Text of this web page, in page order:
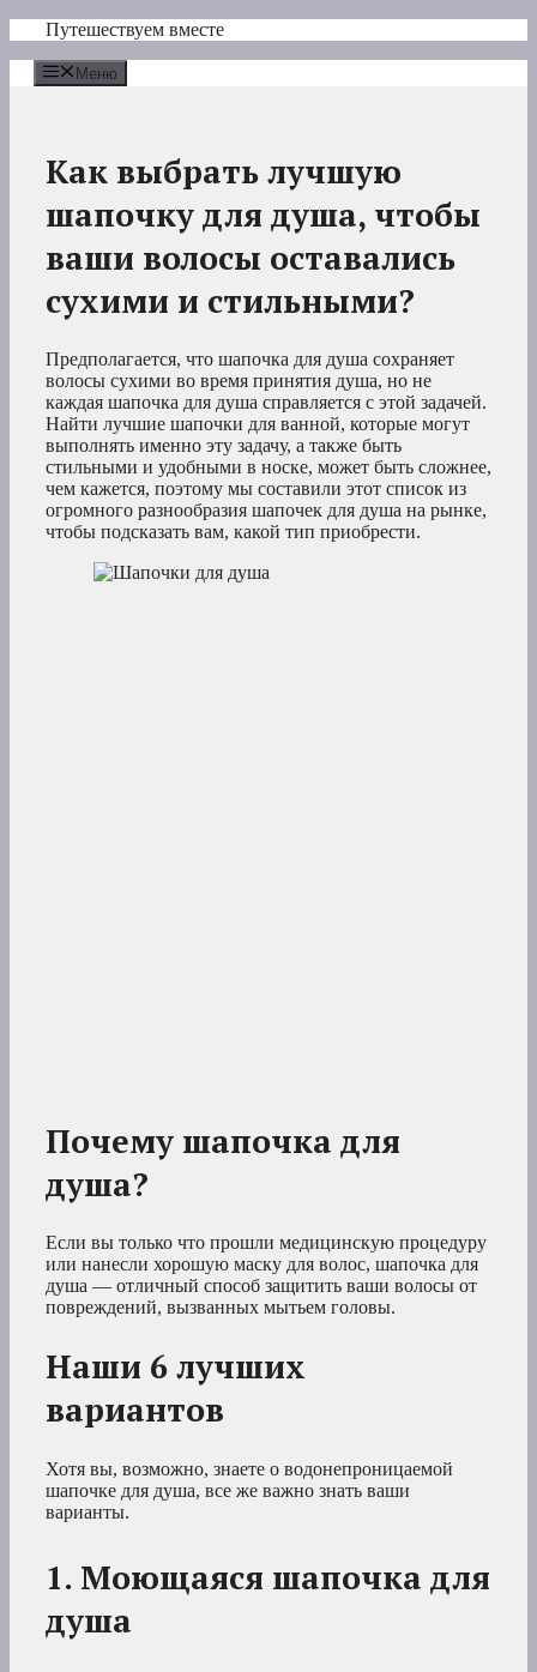
Перейти
содержимому
Путешествуем вместе
Меню
Как выбрать лучшую
шапочку для душа, чтобы
ваши волосы оставались
сухими и стильными?
Предполагается, что шапочка для душа сохраняет
волосы сухими во время принятия душа, но не
каждая шапочка для душа справляется с этой задачей.
Найти лучшие шапочки для ванной, которые могут
выполнять именно эту задачу, а также быть
стильными и удобными в носке, может быть сложнее,
чем кажется, поэтому мы составили этот список из
огромного разнообразия шапочек для душа на рынке,
чтобы подсказать вам, какой тип приобрести.
Почему шапочка для
душа?
Если вы только что прошли медицинскую процедуру
или нанесли хорошую маску для волос, шапочка для
душа — отличный способ защитить ваши волосы от
повреждений, вызванных мытьем головы.
Наши 6 лучших
вариантов
Хотя вы, возможно, знаете о водонепроницаемой
шапочке для душа, все же важно знать ваши
варианты.
1. Моющаяся шапочка для
душа